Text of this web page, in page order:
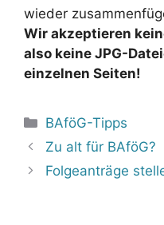
wieder
Wir akzeptieren
also keine JPG-
einzelnen Seiten!
Kategorien
BAföG-Tipps
Zu alt für BAföG?
Folgeanträge